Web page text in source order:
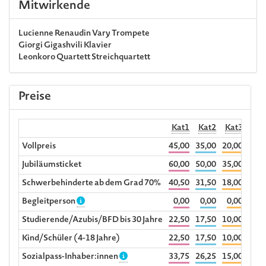
Mitwirkende
Lucienne Renaudin VaryTrompete
Giorgi Gigashvili Klavier
Leonkoro QuartettStreichquartett
Preise
Kat1 Kat2 Kat3
Vollpreis
45,00 35,00 20,00
Jubiläumsticket
60,00 50,00
35,00
Schwerbehinderte ab dem Grad 70%
40,50 31,50
18,00
Begleitperson
0,00 0,00
0,00
Studierende/Azubis/BFD bis 30 Jahre
22,50 17,50
10,00
Kind/Schüler (4-18 Jahre)
22,50 17,50
10,00
Sozialpass-Inhaber:innen
33,75 26,25 15,00